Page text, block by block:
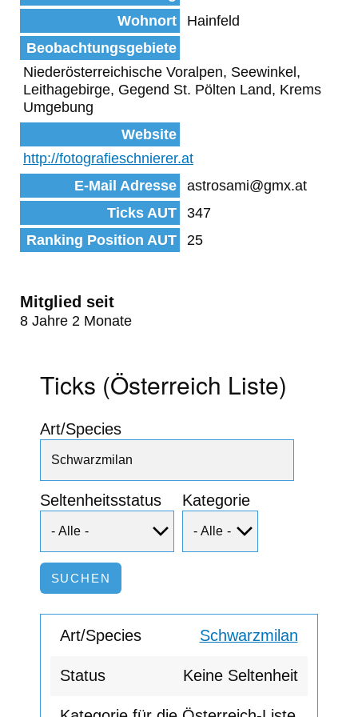
Wohnort
Hainfeld
Beobachtungsgebiete
Niederösterreichische Voralpen, Seewinkel,
Leithagebirge, Gegend St. Pölten Land, Krems
Umgebung
Website
http://fotografieschnierer.at
E-Mail Adresse
astrosami@gmx.at
Ticks AUT
347
Ranking Position AUT
25
Mitglied seit
8 Jahre 2 Monate
Ticks (Österreich Liste)
Art/Species
Seltenheitsstatus Kategorie
Schwarzmilan
Keine Seltenheit